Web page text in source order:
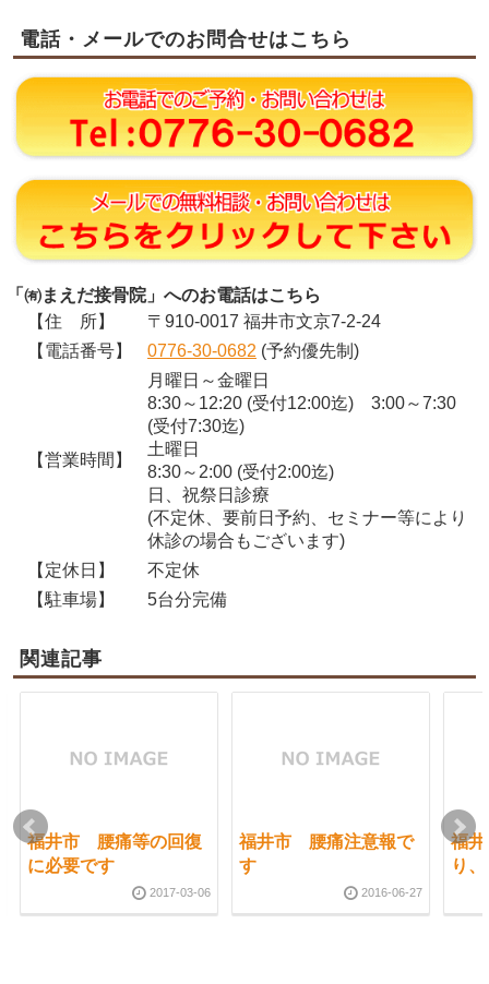
電話・メールでのお問合せはこちら
「㈲まえだ接骨院」へのお電話はこちら
【住 所】
〒910-0017 福井市文京7-2-24
【電話番号】
0776-30-0682 (予約優先制)
【営業時間】
月曜日～金曜日
8:30～12:20 (受付12:00迄) 3:00～7:30
(受付7:30迄)
土曜日
8:30～2:00 (受付2:00迄)
日、祝祭日診療
(不定休、要前日予約、セミナー等により
休診の場合もございます)
【定休日】
不定休
【駐車場】
5台分完備
関連記事
福井市 腰痛等の回復
に必要です
2017-03-06
福井市 腰痛注意報で
す
2016-06-27
福
り